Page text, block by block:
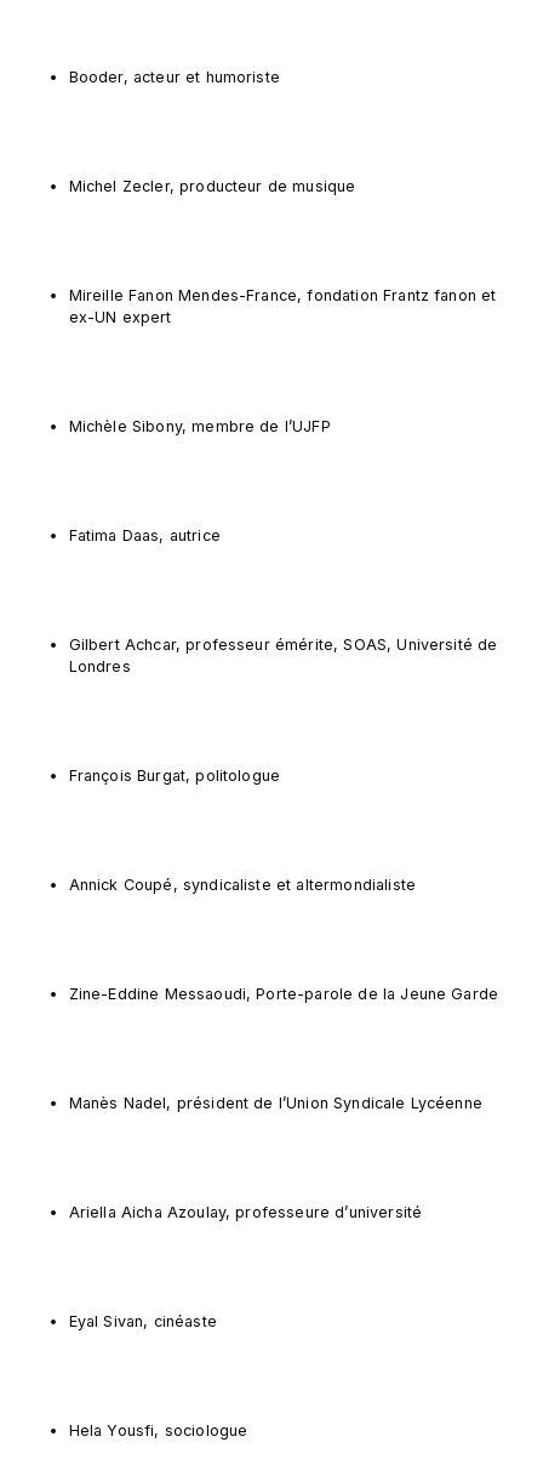
Booder, acteur et humoriste
Michel Zecler, producteur de musique
Mireille Fanon Mendes-France, fondation Frantz fanon et
ex-UN expert
Michèle Sibony, membre de l’UJFP
Fatima Daas, autrice
Gilbert Achcar, professeur émérite, SOAS, Université de
Londres
François Burgat, politologue
Annick Coupé, syndicaliste et altermondialiste
Zine-Eddine Messaoudi, Porte-parole de la Jeune Garde
Manès Nadel, président de l’Union Syndicale Lycéenne
Ariella Aicha Azoulay, professeure d’université
Eyal Sivan, cinéaste
Hela Yousfi, sociologue